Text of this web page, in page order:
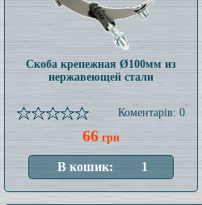
Скоба крепежная Ø100мм из
нержавеющей стали
Коментарів: 0
66 грн